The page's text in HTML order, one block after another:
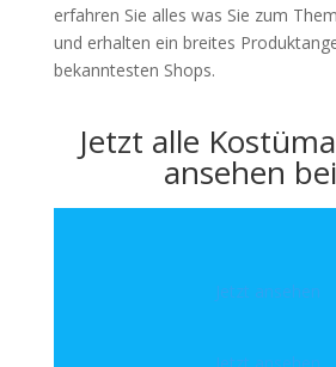
erfahren Sie alles was Sie zum
und erhalten ein breites
bekanntesten Shops.
Jetzt alle
ansehen
Jetzt ansehen